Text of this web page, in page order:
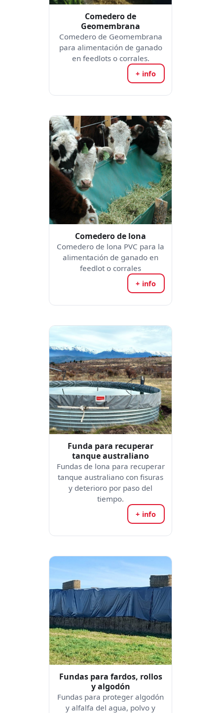
Comedero de
Geomembrana
Comedero de Geomembrana
para alimentación de ganado
en feedlots o corrales.
+ info
Comedero de lona
Comedero de lona PVC para la
alimentación de ganado en
feedlot o corrales
+ info
Funda para recuperar
tanque australiano
Fundas de lona para recuperar
tanque australiano con fisuras
y deterioro por paso del
tiempo.
+ info
Fundas para fardos, rollos
y algodón
Fundas para proteger algodón
y alfalfa del agua, polvo y